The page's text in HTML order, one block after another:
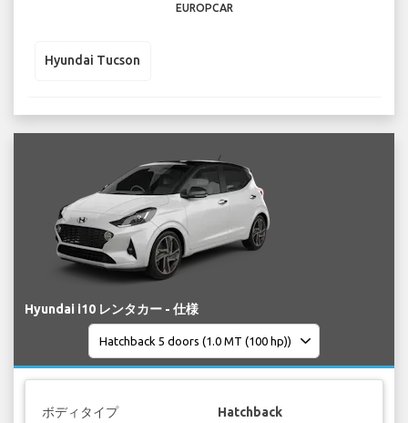
EUROPCAR
Hyundai Tucson
Hyundai i10 レンタカー - 仕様
ボディタイプ Hatchback